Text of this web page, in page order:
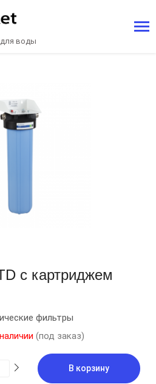
воды
с картриджем
фильтры
(под заказ)
В корзину